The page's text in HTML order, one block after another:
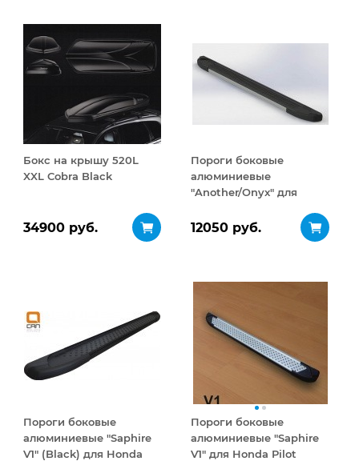
Бокс на крышу 520L
XXL Cobra Black
34900 руб.
Пороги боковые
алюминиевые
"Another/Onyx" для
12050 руб.
Пороги боковые
алюминиевые "Saphire
V1" (Black) для Honda
Пороги боковые
алюминиевые "Saphire
V1" для Honda Pilot